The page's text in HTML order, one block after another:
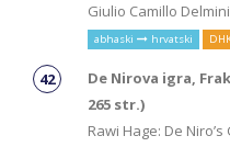
Giulio Camillo
abhaski hrvatski
De Nirova igra,
265 str.)
Rawi Hage: De Niro’s